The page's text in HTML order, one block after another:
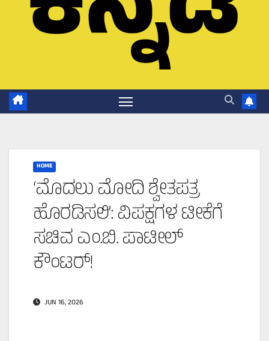
HOME
‘ಮೊದಲು ಮೋದಿ ಶ್ವೇತಪತ್ರ
ಹೊರಡಿಸಲಿ’: ವಿಪಕ್ಷಗಳ ಟೀಕೆಗೆ
ಸಚಿವ ಎಂ.ಬಿ. ಪಾಟೀಲ್
ಕೌಂಟರ್!
JUN 16, 2026